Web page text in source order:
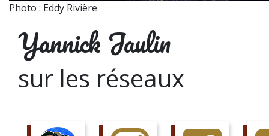
Photo : Eddy Rivière
Yannick Jaulin
sur les réseaux